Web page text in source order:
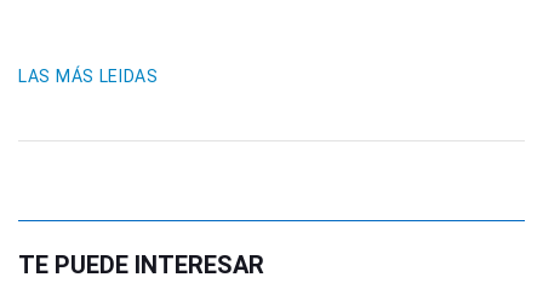
LAS MÁS LEIDAS
TE PUEDE INTERESAR